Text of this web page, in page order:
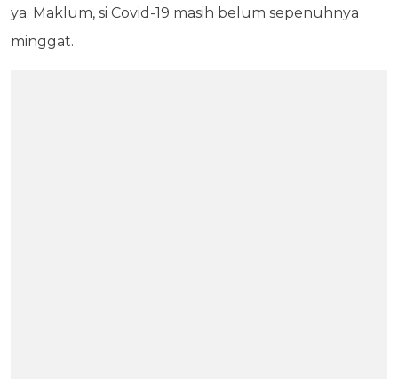
ya. Maklum, si Covid-19 masih belum sepenuhnya
minggat.